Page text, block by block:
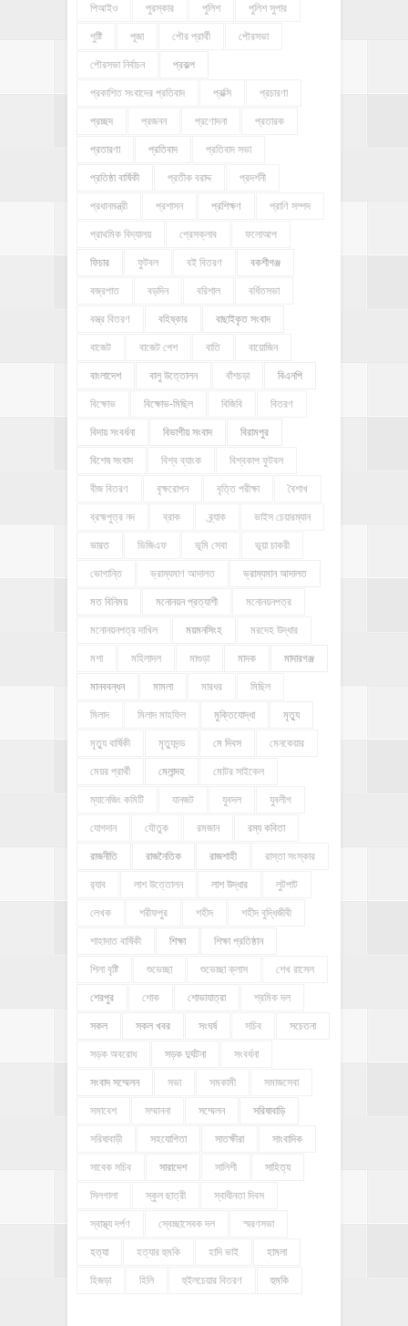
পিআইও পুরস্কার পুলিশ পুলিশ সুপার
পুষ্টি পূজা পৌর প্রার্থী পৌরসভা
পৌরসভা নির্বাচন প্রকল্প
প্রকাশিত সংবাদের প্রতিবাদ প্রক্সি প্রচারণা
প্রচ্ছদ প্রজনন প্রণোদনা প্রতারক
প্রতারণা প্রতিবাদ প্রতিবাদ সভা
প্রতিষ্ঠা বার্ষিকী প্রতীক বরাদ্দ প্রদর্শনী
প্রধানমন্ত্রী প্রশাসন প্রশিক্ষণ প্রাণি সম্পদ
প্রাথমিক বিদ্যালয় প্রেসক্লাব ফলোআপ
ফিচার ফুটবল বই বিতরণ বকশীগঞ্জ
বজ্রপাত বড়দিন বরিশাল বর্ধিতসভা
বস্ত্র বিতরণ বহিষ্কার বাছাইকৃত সংবাদ
বাজেট বাজেট পেশ বাতি বায়োজিন
বাংলাদেশ বালু উত্তোলন বাঁশচড়া বিএনপি
বিক্ষোভ বিক্ষোভ-মিছিল বিজিবি বিতরণ
বিদায় সংবর্ধনা বিভাগীয় সংবাদ বিরামপুর
বিশেষ সংবাদ বিশ্ব ব্যাংক বিশ্বকাপ ফুটবল
বীজ বিতরণ বৃক্ষরোপন বৃত্তি পরীক্ষা বৈশাখ
ব্রহ্মপুত্র নদ ব্রাক ব্র্যাক ভাইস চেয়ারম্যান
ভারত ভিজিএফ ভূমি সেবা ভূয়া চাকরী
ভোগান্তি ভ্রাম্যমাণ আদালত ভ্রাম্যমান আদালত
মত বিনিময় মনোনয়ন প্রত্যাশী মনোনয়নপত্র
মনোনয়নপত্র দাখিল ময়মনসিংহ মরদেহ উদ্ধার
মশা মহিলাদল মাগুড়া মাদক মাদারগঞ্জ
মানববন্ধন মামলা মারধর মিছিল
মিলাদ মিলাদ মাহফিল মুক্তিযোদ্ধা মৃত্যু
মৃত্যু বার্ষিকী মৃত্যুদন্ড মে দিবস মেনকেয়ার
মেয়র প্রার্থী মেলান্দহ মোটর সাইকেল
ম্যানেজিং কমিটি যানজট যুবদল যুবলীগ
যোগদান যৌতুক রমজান রম্য কবিতা
রাজনীতি রাজনৈতিক রাজশাহী রাস্তা সংস্কার
র‍্যাব লাশ উত্তোলন লাশ উদ্ধার লুটপাট
লেখক শরীফপুর শহীদ শহীদ বুদ্ধিজীবী
শাহাদাত বার্ষিকী শিক্ষা শিক্ষা প্রতিষ্ঠান
শিলা বৃষ্টি শুভেচ্ছা শুভেচ্ছা ক্লাস শেখ রাসেল
শেরপুর শোক শোভাযাত্রা শ্রমিক দল
সকল সকল খবর সংঘর্ষ সচিব সচেতনা
সড়ক অবরোধ সড়ক দুর্ঘটনা সংবর্ধনা
সংবাদ সম্মেলন সভা সমকামী সমাজসেবা
সমাবেশ সম্মাননা সম্মেলন সরিষাবাড়ি
সরিষাবাড়ী সহযোগিতা সাতক্ষীরা সাংবাদিক
সাবেক সচিব সারাদেশ সালিশী সাহিত্য
সিলগালা স্কুল ছাত্রী স্বাধীনতা দিবস
স্বাস্থ্য দর্পণ স্বেচ্ছাসেবক দল স্মরণসভা
হত্যা হত্যার হুমকি হাদি ভাই হামলা
হিজড়া হিলি হুইলচেয়ার বিতরণ হুমকি